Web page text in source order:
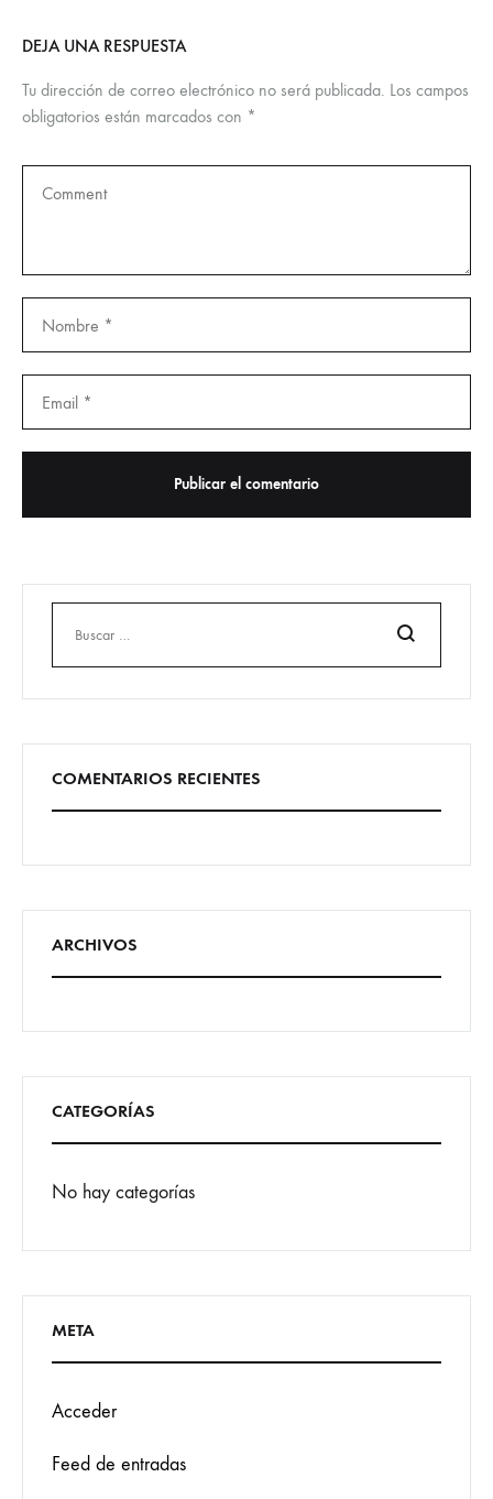
DEJA UNA RESPUESTA
Tu dirección de correo electrónico no será publicada. Los campos
obligatorios están marcados con *
Buscar
COMENTARIOS RECIENTES
ARCHIVOS
CATEGORÍAS
No hay categorías
META
Acceder
Feed de entradas